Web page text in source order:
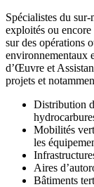
Spécialistes du
exploités ou
sur des opérations
environnementaux
d’Œuvre et
projets et
Distribution
Mobilités
les
Aires
Bâtiments